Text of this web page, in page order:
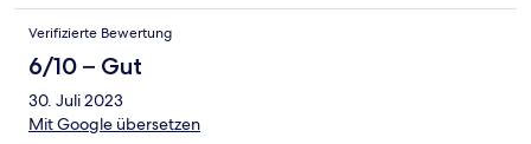
Verifizierte Bewertung
6/10 – Gut
30. Juli 2023
Mit Google übersetzen